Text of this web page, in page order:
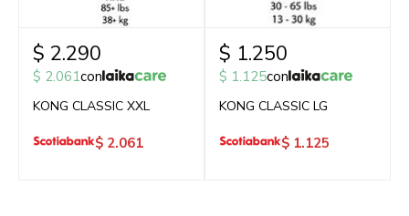
$ 2.290
$ 2.061con
KONG CLASSIC XXL
$ 2.061
$ 1.250
$ 1.125con
KONG CLASSIC LG
$ 1.125